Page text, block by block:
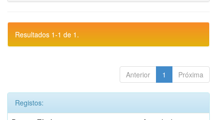
Resultados 1-1 de 1.
Anterior 1 Próxima
Registos: